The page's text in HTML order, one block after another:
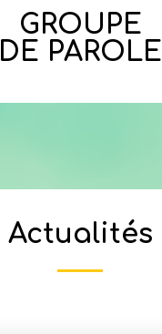
GROUPE
DE PAROLE
Actualités